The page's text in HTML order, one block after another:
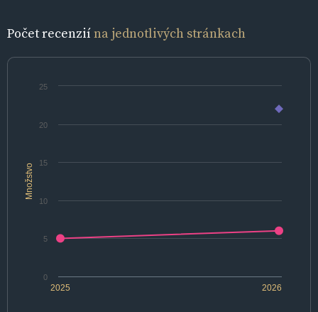
Počet recenziína jednotlivých stránkach
Množstvo
2025 2026
0
5
10
15
20
25